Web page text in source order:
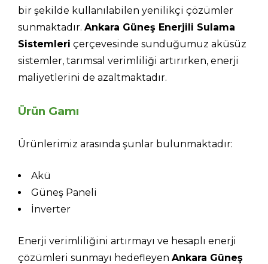
bir şekilde kullanılabilen yenilikçi çözümler
sunmaktadır. Ankara Güneş Enerjili Sulama
Sistemleri çerçevesinde sunduğumuz aküsüz
sistemler, tarımsal verimliliği artırırken, enerji
maliyetlerini de azaltmaktadır.
Ürün Gamı
Ürünlerimiz arasında şunlar bulunmaktadır:
Akü
Güneş Paneli
İnverter
Enerji verimliliğini artırmayı ve hesaplı enerji
çözümleri sunmayı hedefleyen Ankara Güneş